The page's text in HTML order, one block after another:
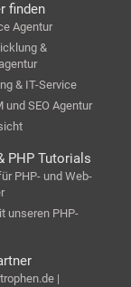
finden
Agentur
&
& IT-Service
und SEO Agentur
PHP Tutorials
PHP- und Web-
unseren PHP-
|